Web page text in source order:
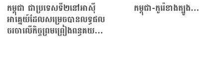
កម្ពុជា ជាប្រទេសទី២នៅអាស៊ី
អាគ្នេយ៍ដែលសម្រេចបានលទ្ធផល
ចរចាលើកិច្ចព្រមព្រៀងពន្ធគយ
កម្ពុជា-កូរ៉េខាងត្បូង…